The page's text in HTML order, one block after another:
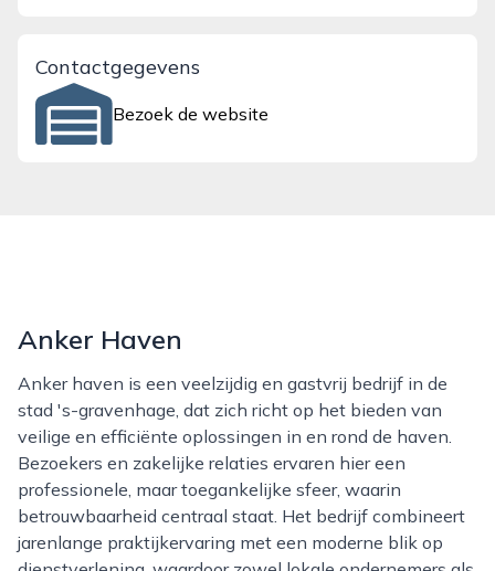
Contactgegevens
Bezoek de website
Anker Haven
Anker haven is een veelzijdig en gastvrij bedrijf in de
stad 's-gravenhage, dat zich richt op het bieden van
veilige en efficiënte oplossingen in en rond de haven.
Bezoekers en zakelijke relaties ervaren hier een
professionele, maar toegankelijke sfeer, waarin
betrouwbaarheid centraal staat. Het bedrijf combineert
jarenlange praktijkervaring met een moderne blik op